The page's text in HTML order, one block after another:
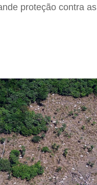
proteção contra as